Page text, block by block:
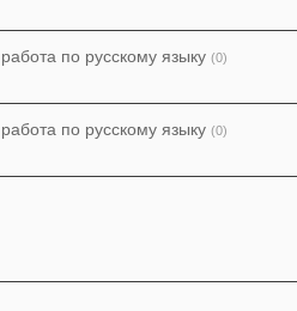
по русскому языку (0)
по русскому языку (0)